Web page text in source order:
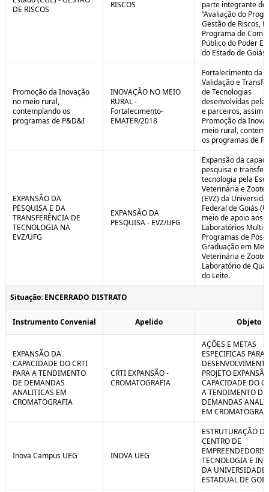
DE RISCOS
RISCOS
parte integrante do
“Avaliação do
Gestão de Riscos,
Programa de
Público do Poder
do Estado de
Promoção da Inovação
no meio rural,
contemplando os
programas de P&D&I
INOVAÇÃO NO MEIO
RURAL -
Fortalecimento-
EMATER/2018
Fortalecimento da
Validação e
de Tecnologias
desenvolvidas pela
e parceiros, assim
Promoção da
meio rural,
os programas de
EXPANSÃO DA
PESQUISA E DA
TRANSFERÊNCIA DE
TECNOLOGIA NA
EVZ/UFG
EXPANSÃO DA
PESQUISA - EVZ/UFG
Expansão da
pesquisa e
tecnologia pela
Veterinária e
(EVZ) da
Federal de Goiás
meio de apoio aos
Laboratórios
Programas de Pós-
Graduação em
Veterinária e
Laboratório de
do Leite.
Situação: ENCERRADO DISTRATO
Instrumento Convenial Apelido Objeto
EXPANSÃO DA
CAPACIDADE DO CRTI
PARA A TENDIMENTO
DE DEMANDAS
ANALITICAS EM
CROMATOGRAFIA
CRTI EXPANSÃO -
CROMATOGRAFIA
AÇÕES E METAS
ESPECIFICAS PARA
PROJETO
CAPACIDADE DO
A TENDIMENTO DE
DEMANDAS
EM
Inova Campus UEG INOVA UEG
ESTRUTURAÇÃO
CENTRO DE
TECNOLOGIA E
DA UNIVERSIDADE
ESTADUAL DE